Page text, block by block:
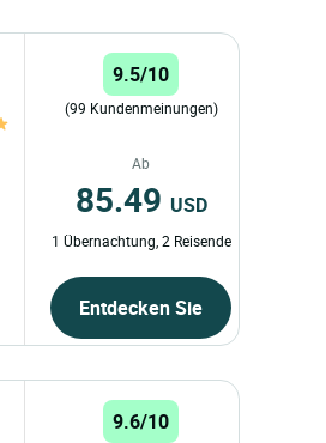
9.5/10
(99 Kundenmeinungen)
Ab
85.49 USD
1 Übernachtung, 2 Reisende
Entdecken Sie
9.6/10